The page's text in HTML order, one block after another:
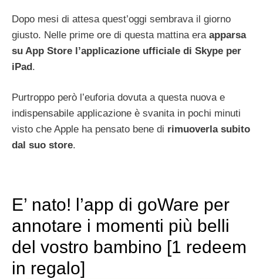
Dopo mesi di attesa quest’oggi sembrava il giorno
giusto. Nelle prime ore di questa mattina era apparsa
su App Store l’applicazione ufficiale di Skype per
iPad.
Purtroppo però l’euforia dovuta a questa nuova e
indispensabile applicazione è svanita in pochi minuti
visto che Apple ha pensato bene di rimuoverla subito
dal suo store.
E’ nato! l’app di goWare per
annotare i momenti più belli
del vostro bambino [1 redeem
in regalo]